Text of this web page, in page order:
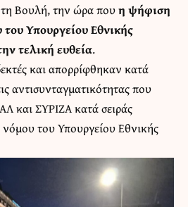
Βουλή, την ώρα πουη ψήφιση
Υπουργείου Εθνικής
τελική ευθεία.
και απορρίφθηκαν κατά
αντισυνταγματικότητας που
και ΣΥΡΙΖΑ κατά σειράς
του Υπουργείου Εθνικής